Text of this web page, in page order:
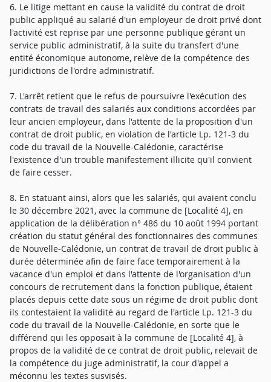
6. Le litige mettant en cause la validité du contrat de droit
public appliqué au salarié d'un employeur de droit privé dont
l'activité est reprise par une personne publique gérant un
service public administratif, à la suite du transfert d'une
entité économique autonome, relève de la compétence des
juridictions de l'ordre administratif.
7. L'arrêt retient que le refus de poursuivre l'exécution des
contrats de travail des salariés aux conditions accordées par
leur ancien employeur, dans l'attente de la proposition d'un
contrat de droit public, en violation de l'article Lp. 121-3 du
code du travail de la Nouvelle-Calédonie, caractérise
l'existence d'un trouble manifestement illicite qu'il convient
de faire cesser.
8. En statuant ainsi, alors que les salariés, qui avaient conclu
le 30 décembre 2021, avec la commune de [Localité 4], en
application de la délibération n° 486 du 10 août 1994 portant
création du statut général des fonctionnaires des communes
de Nouvelle-Calédonie, un contrat de travail de droit public à
durée déterminée afin de faire face temporairement à la
vacance d'un emploi et dans l'attente de l'organisation d'un
concours de recrutement dans la fonction publique, étaient
placés depuis cette date sous un régime de droit public dont
ils contestaient la validité au regard de l'article Lp. 121-3 du
code du travail de la Nouvelle-Calédonie, en sorte que le
différend qui les opposait à la commune de [Localité 4], à
propos de la validité de ce contrat de droit public, relevait de
la compétence du juge administratif, la cour d'appel a
méconnu les textes susvisés.